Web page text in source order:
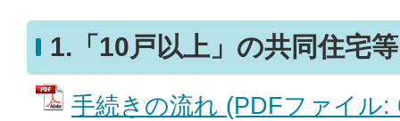
1.「10戸以上」の共同住宅
手続きの流れ (PDFファイル: